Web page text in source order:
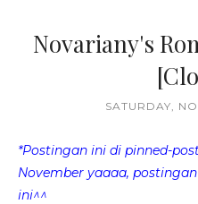
Novariany's
SATURDAY,
*Postingan ini di pinned-
November yaaaa,
ini^^